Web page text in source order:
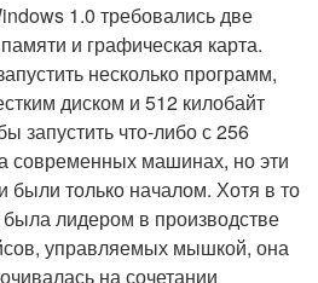
1.0 требовались две
и графическая карта.
несколько программ,
диском и 512 килобайт
запустить что-либо с 256
современных машинах, но эти
были только началом. Хотя в то
лидером в производстве
управляемых мышкой, она
на сочетании